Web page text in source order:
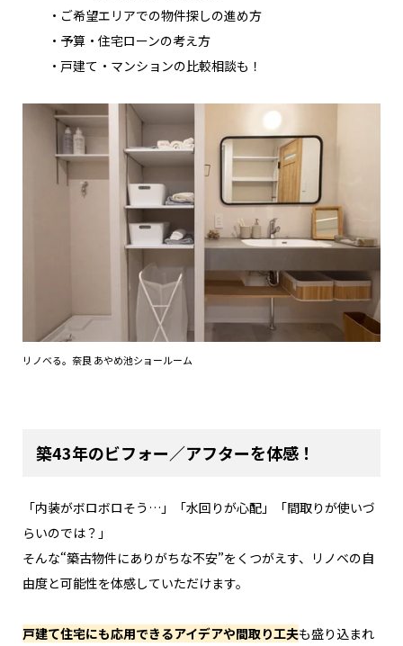
・ご希望エリアでの物件探しの進め方
・予算・住宅ローンの考え方
・戸建て・マンションの比較相談も！
リノベる。奈良 あやめ池ショールーム
築43年のビフォー／アフターを体感！
「内装がボロボロそう…」「水回りが心配」「間取りが使いづ
らいのでは？」
そんな“築古物件にありがちな不安”をくつがえす、リノベの自
由度と可能性を体感していただけます。
戸建て住宅にも応用できるアイデアや間取り工夫も盛り込まれ